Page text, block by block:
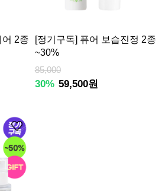
어 2종
[정기구독] 퓨어 보습진정 2종
~30%
85,000
30% 59,500원